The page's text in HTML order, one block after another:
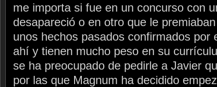
me importa si fue en un concurso con
desapareció o en otro que le
unos hechos pasados confirmados por
ahí y tienen mucho peso en su
se ha preocupado de pedirle a Javier
por las que Magnum ha decidido